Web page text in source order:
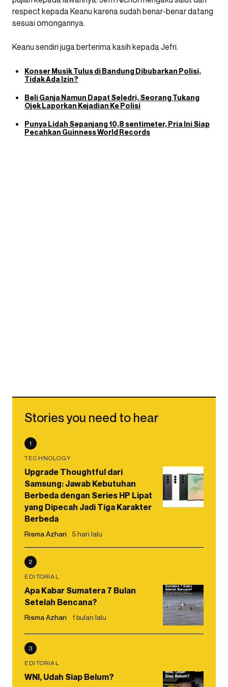
respect kepada Keanu karena sudah benar-benar datang
sesuai omongannya.
Keanu sendiri juga berterima kasih kepada Jefri.
Konser Musik Tulus di Bandung Dibubarkan Polisi,
Tidak Ada Izin?
Beli Ganja Namun Dapat Seledri, Seorang Tukang
Ojek Laporkan Kejadian Ke Polisi
Punya Lidah Sepanjang 10,8 sentimeter, Pria Ini Siap
Pecahkan Guinness World Records
Stories you need to hear
1
TECHNOLOGY
Upgrade Thoughtful dari
Samsung: Jawab Kebutuhan
Berbeda dengan Series HP Lipat
yang Dipecah Jadi Tiga Karakter
Berbeda
Risma Azhari 5 hari lalu
2
EDITORIAL
Apa Kabar Sumatera 7 Bulan
Setelah Bencana?
Risma Azhari 1 bulan lalu
3
EDITORIAL
WNI, Udah Siap Belum?